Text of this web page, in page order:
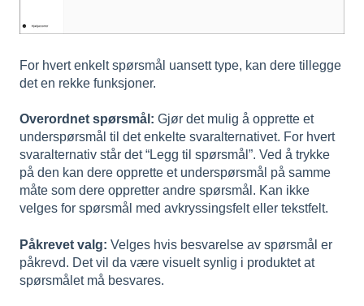
For hvert enkelt spørsmål uansett type, kan dere tillegge
det en rekke funksjoner.
Overordnet spørsmål: Gjør det mulig å opprette et
underspørsmål til det enkelte svaralternativet. For hvert
svaralternativ står det “Legg til spørsmål”. Ved å trykke
på den kan dere opprette et underspørsmål på samme
måte som dere oppretter andre spørsmål. Kan ikke
velges for spørsmål med avkryssingsfelt eller tekstfelt.
Påkrevet valg: Velges hvis besvarelse av spørsmål er
påkrevd. Det vil da være visuelt synlig i produktet at
spørsmålet må besvares.